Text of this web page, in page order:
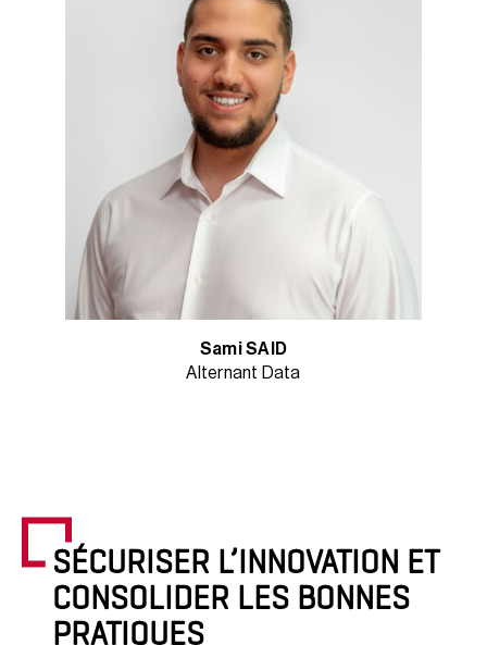
Sami SAID
Alternant Data
SÉCURISER L’INNOVATION ET
CONSOLIDER LES BONNES
PRATIQUES